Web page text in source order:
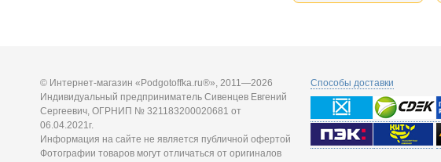
© Интернет-магазин «Podgotoffka.ru®», 2011—2026
Индивидуальный предприниматель Сивенцев Евгений
Сергеевич, ОГРНИП № 321183200020681 от
06.04.2021г.
Информация на сайте не является публичной офертой
Фотографии товаров могут отличаться от оригиналов
Способы доставки